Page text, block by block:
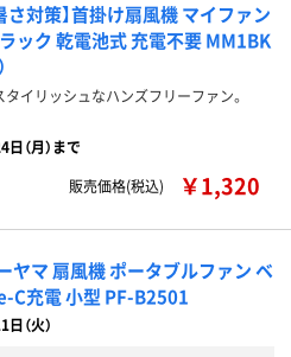
さ対策】首掛け扇風機 マイファン
ック 乾電池式 充電不要 MM1BK
イリッシュなハンズフリーファン。
（月）まで
販売価格(税込)
￥1,320
ヤマ 扇風機 ポータブルファン ベ
C充電 小型 PF-B2501
（火）